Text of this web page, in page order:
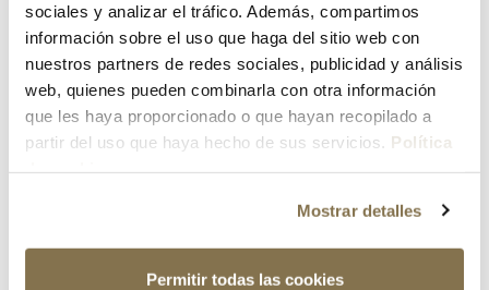
sociales y analizar el tráfico. Además, compartimos
información sobre el uso que haga del sitio web con
nuestros partners de redes sociales, publicidad y análisis
web, quienes pueden combinarla con otra información
que les haya proporcionado o que hayan recopilado a
partir del uso que haya hecho de sus servicios. Política
Mostrar detalles
Permitir todas las cookies
¿Has olvidado tu contraseña?